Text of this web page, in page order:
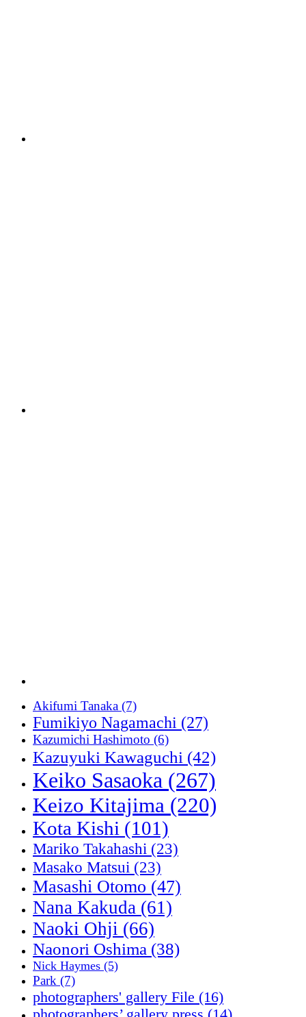
Akifumi Tanaka (7)
Fumikiyo Nagamachi (27)
Kazumichi Hashimoto (6)
Kazuyuki Kawaguchi (42)
Keiko Sasaoka (267)
Keizo Kitajima (220)
Kota Kishi (101)
Mariko Takahashi (23)
Masako Matsui (23)
Masashi Otomo (47)
Nana Kakuda (61)
Naoki Ohji (66)
Naonori Oshima (38)
Nick Haymes (5)
Park (7)
photographers' gallery File (16)